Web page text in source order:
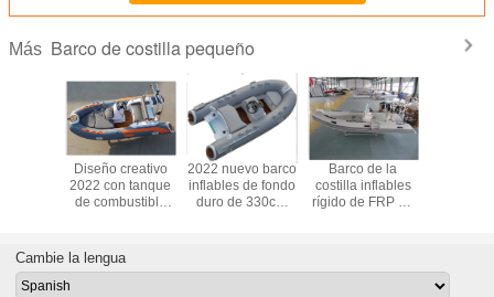
Más Barco de costilla pequeño
Diseño creativo
2022 con tanque
de combustible
pies con suelo de
teca
2022 nuevo barco
inflables de fondo
duro de 330cm
Barco de la
costilla inflables
rígido de FRP de
Cambie la lengua